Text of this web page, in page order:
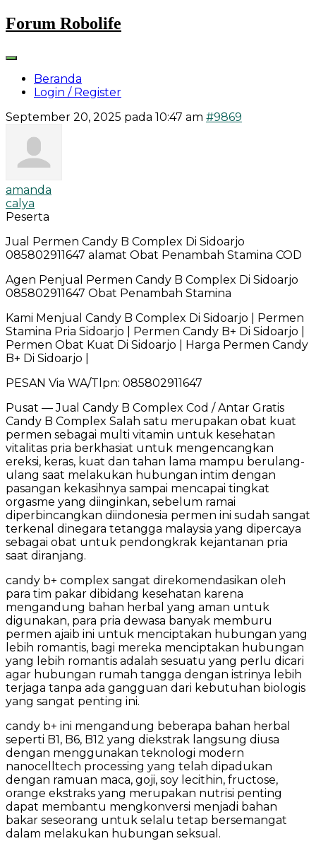
Skip
to
Forum Robolife
Beranda
Login / Register
September 20, 2025 pada 10:47 am #9869
amanda
calya
Peserta
Jual Permen Candy B Complex Di Sidoarjo
085802911647 alamat Obat Penambah Stamina COD
Agen Penjual Permen Candy B Complex Di Sidoarjo
085802911647 Obat Penambah Stamina
Kami Menjual Candy B Complex Di Sidoarjo | Permen
Stamina Pria Sidoarjo | Permen Candy B+ Di Sidoarjo |
Permen Obat Kuat Di Sidoarjo | Harga Permen Candy
B+ Di Sidoarjo |
PESAN Via WA/Tlpn: 085802911647
Pusat — Jual Candy B Complex Cod / Antar Gratis
Candy B Complex Salah satu merupakan obat kuat
permen sebagai multi vitamin untuk kesehatan
vitalitas pria berkhasiat untuk mengencangkan
ereksi, keras, kuat dan tahan lama mampu berulang-
ulang saat melakukan hubungan intim dengan
pasangan kekasihnya sampai mencapai tingkat
orgasme yang diinginkan, sebelum ramai
diperbincangkan diindonesia permen ini sudah sangat
terkenal dinegara tetangga malaysia yang dipercaya
sebagai obat untuk pendongkrak kejantanan pria
saat diranjang.
candy b+ complex sangat direkomendasikan oleh
para tim pakar dibidang kesehatan karena
mengandung bahan herbal yang aman untuk
digunakan, para pria dewasa banyak memburu
permen ajaib ini untuk menciptakan hubungan yang
lebih romantis, bagi mereka menciptakan hubungan
yang lebih romantis adalah sesuatu yang perlu dicari
agar hubungan rumah tangga dengan istrinya lebih
terjaga tanpa ada gangguan dari kebutuhan biologis
yang sangat penting ini.
candy b+ ini mengandung beberapa bahan herbal
seperti B1, B6, B12 yang diekstrak langsung diusa
dengan menggunakan teknologi modern
nanocelltech processing yang telah dipadukan
dengan ramuan maca, goji, soy lecithin, fructose,
orange ekstraks yang merupakan nutrisi penting
dapat membantu mengkonversi menjadi bahan
bakar seseorang untuk selalu tetap bersemangat
dalam melakukan hubungan seksual.